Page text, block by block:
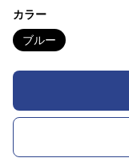
カラー
ブルー